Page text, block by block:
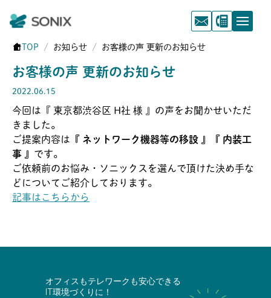
TOP お知らせ お客様の声 更新のお知らせ
お客様の声 更新のお知らせ
2022.06.15
今回は『 東京都渋谷区 H社 様 』の声をお聞かせいただ
きました。
ご提案内容は
『 ネットワーク機器等の移設 』『 内装工
事 』 です。
ご依頼前のお悩み・ソニックスを選んで頂けた決め手な
どについてご紹介しております。
記事はこちらから
オフィスもテレワークも安心できる
IT環境づくりに！